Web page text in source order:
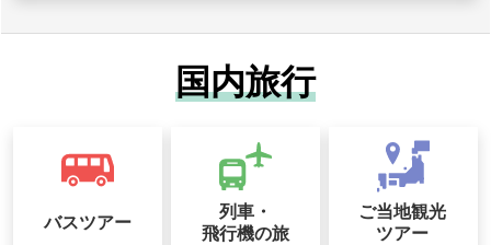
国内旅行
バスツアー
列車・
飛行機の旅
ご当地観光
ツアー